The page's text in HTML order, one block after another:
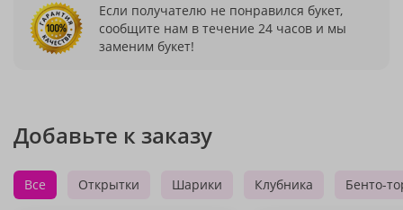
Если получателю не понравился букет,
сообщите нам в течение 24 часов и мы
заменим букет!
Добавьте к заказу
Все Открытки Шарики Клубника Бенто-